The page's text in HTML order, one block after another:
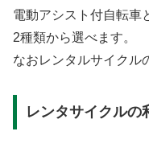
電動アシスト付自転車
2種類から選べます。
なおレンタルサイクル
レンタサイクルの